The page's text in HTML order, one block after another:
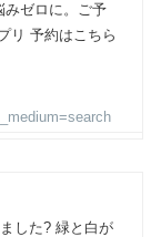
みゼロに。ご予
リ 予約はこちら
した? 緑と白が